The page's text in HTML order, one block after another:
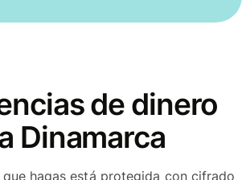
de dinero
Dinamarca
hagas está protegida con cifrado